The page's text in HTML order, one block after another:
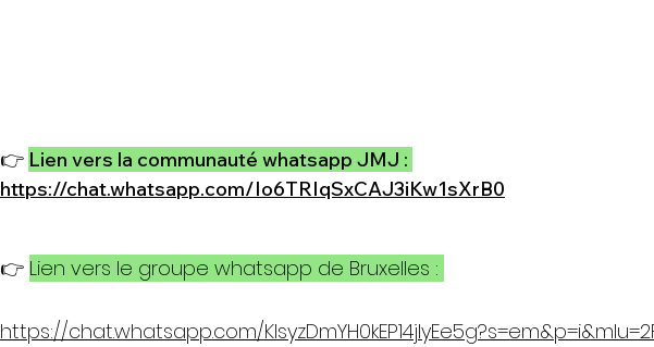
👉 Lien vers la communauté whatsapp JMJ :
https://chat.whatsapp.com/Io6TRIqSxCAJ3iKw1sXrB0
👉 Lien vers le groupe whatsapp de Bruxelles :
https://chat.whatsapp.com/